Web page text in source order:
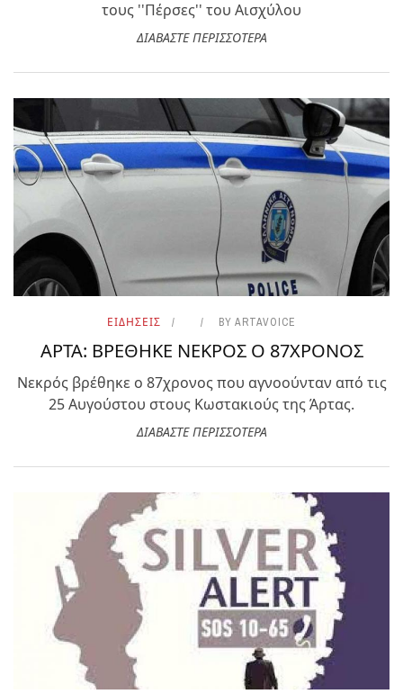
τους ''Πέρσες'' του Αισχύλου
ΔΙΑΒΑΣΤΕ ΠΕΡΙΣΣΟΤΕΡΑ
ΕΙΔΗΣΕΙΣ BY ARTAVOICE
ΑΡΤΑ: ΒΡΕΘΗΚΕ ΝΕΚΡΟΣ Ο 87ΧΡΟΝΟΣ
Νεκρός βρέθηκε ο 87χρονος που αγνοούνταν από τις
25 Αυγούστου στους Κωστακιούς της Άρτας.
ΔΙΑΒΑΣΤΕ ΠΕΡΙΣΣΟΤΕΡΑ